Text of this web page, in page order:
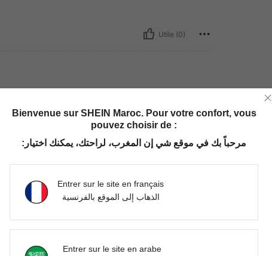
Utile (0)
Utile (0)
Bienvenue sur SHEIN Maroc. Pour votre confort, vous
pouvez choisir de :
مرحباً بك في موقع شي إن المغرب، لراحتك، يمكنك اختيار:
Entrer sur le site en français
الذهاب إلى الموقع بالفرنسية
Entrer sur le site en arabe